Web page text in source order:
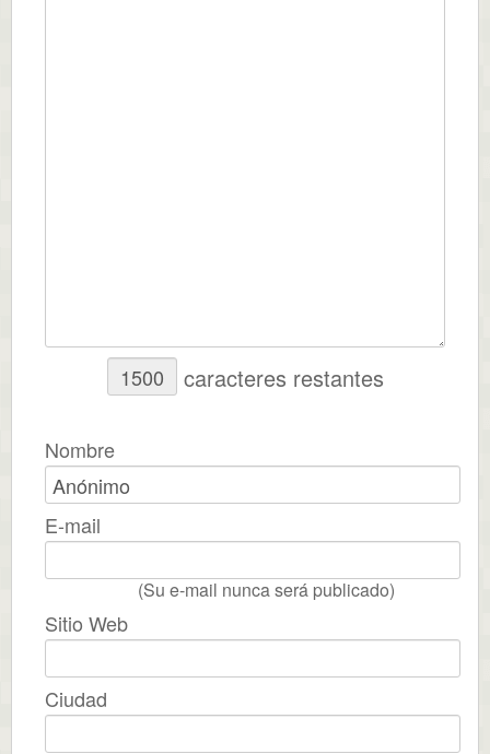
caracteres restantes
Nombre
E-mail
(Su e-mail nunca será publicado)
Sitio Web
Ciudad